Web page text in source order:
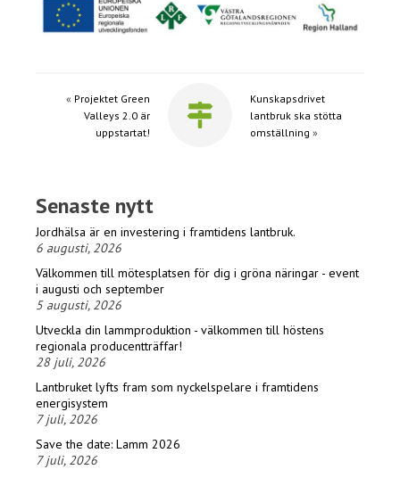
« Projektet Green
Valleys 2.0 är
uppstartat!
Kunskapsdrivet
lantbruk ska stötta
omställning »
Senaste nytt
Jordhälsa är en investering i framtidens lantbruk.
6 augusti, 2026
Välkommen till mötesplatsen för dig i gröna näringar - event
i augusti och september
5 augusti, 2026
Utveckla din lammproduktion - välkommen till höstens
regionala producentträffar!
28 juli, 2026
Lantbruket lyfts fram som nyckelspelare i framtidens
energisystem
7 juli, 2026
Save the date: Lamm 2026
7 juli, 2026